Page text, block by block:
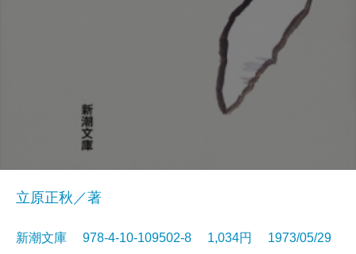
立原正秋／著
新潮文庫 978-4-10-109502-8 1,034円 1973/05/29